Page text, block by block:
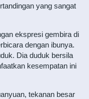
yang sangat
ekspresi gembira di
dengan ibunya.
Dia duduk bersila
kesempatan ini
tekanan besar